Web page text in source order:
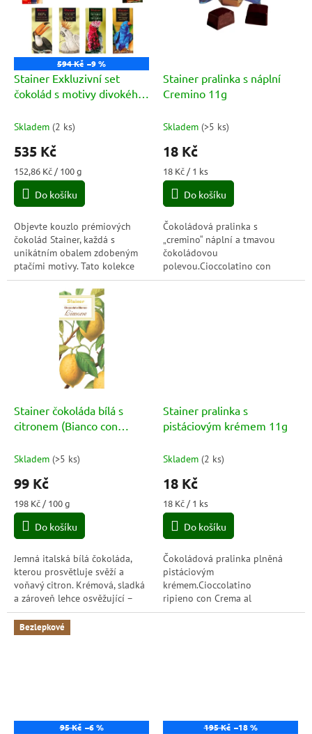
o
d
594 Kč –9 %
Stainer Exkluzivní set
čokolád s motivy divokého
Skladem (2 ks)
535 Kč
Měrná
cena:
152,86 Kč / 100 g
Do košíku
Objevte kouzlo prémiových
čokolád Stainer, každá s
unikátním obalem zdobeným
ptačími motivy. Tato kolekce
zahrnuje různé druhy čokolády,
které potěší každého
Stainer pralinka s náplní
Cremino 11g
Skladem (>5 ks)
18 Kč
Měrná
cena:
18 Kč / 1 ks
Do košíku
Čokoládová pralinka s
„cremino“ náplní a tmavou
čokoládovou
polevou.Cioccolatino con
ripieno CreminoCopertura
Stainer čokoláda bílá s
citronem (Bianco con
Skladem (>5 ks)
99 Kč
Měrná
cena:
198 Kč / 100 g
Do košíku
Jemná italská bílá čokoláda,
kterou prosvětluje svěží a
voňavý citron. Krémová, sladká
a zároveň lehce osvěžující –
ideální malá tabulka pro
okamžiky, kdy chcete trochu
luxusu...
Stainer pralinka s
pistáciovým krémem 11g
Skladem (2 ks)
18 Kč
Měrná
cena:
18 Kč / 1 ks
Do košíku
Čokoládová pralinka plněná
pistáciovým
krémem.Cioccolatino
ripieno con Crema al
pistacchio.
Bezlepkové
95 Kč –6 % 195 Kč –18 %